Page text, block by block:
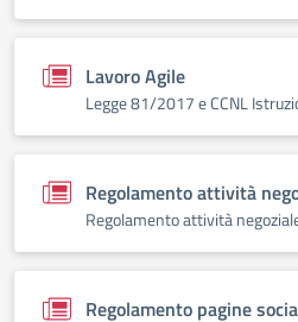
Lavoro Agile
Legge 81/2017 e CCNL
Regolamento attività
Regolamento attività
Regolamento pagine